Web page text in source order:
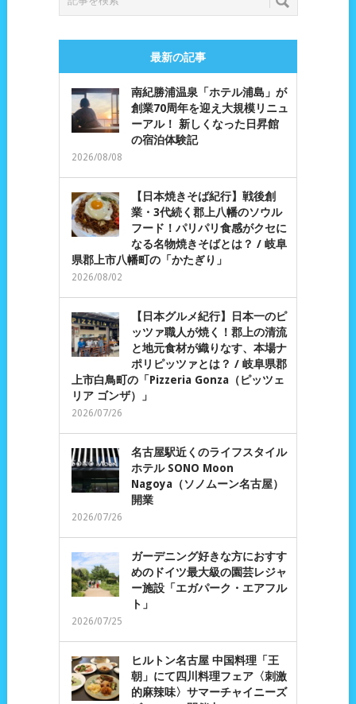
最新の記事
南紀勝浦温泉「ホテル浦島」が
創業70周年を迎え大規模リニュ
ーアル！ 新しくなった日昇館
の宿泊体験記
2026/08/08
【日本焼きそば紀行】戦後創
業・3代続く郡上八幡のソウル
フード！パリパリ食感がクセに
なる名物焼きそばとは？ / 岐阜
県郡上市八幡町の「かたぎり」
2026/08/02
【日本グルメ紀行】日本一のピ
ッツァ職人が焼く！郡上の清流
と地元食材が織りなす、本場ナ
ポリピッツァとは？ / 岐阜県郡
上市白鳥町の「Pizzeria Gonza（ピッツェ
リア ゴンザ）」
2026/07/26
名古屋駅近くのライフスタイル
ホテル SONO Moon
Nagoya（ソノムーン名古屋）
開業
2026/07/26
ガーデニング好きな方におすす
めのドイツ最大級の園芸レジャ
ー施設「エガパーク・エアフル
ト」
2026/07/25
ヒルトン名古屋 中国料理「王
朝」にて四川料理フェア〈刺激
的麻辣味〉サマーチャイニーズ